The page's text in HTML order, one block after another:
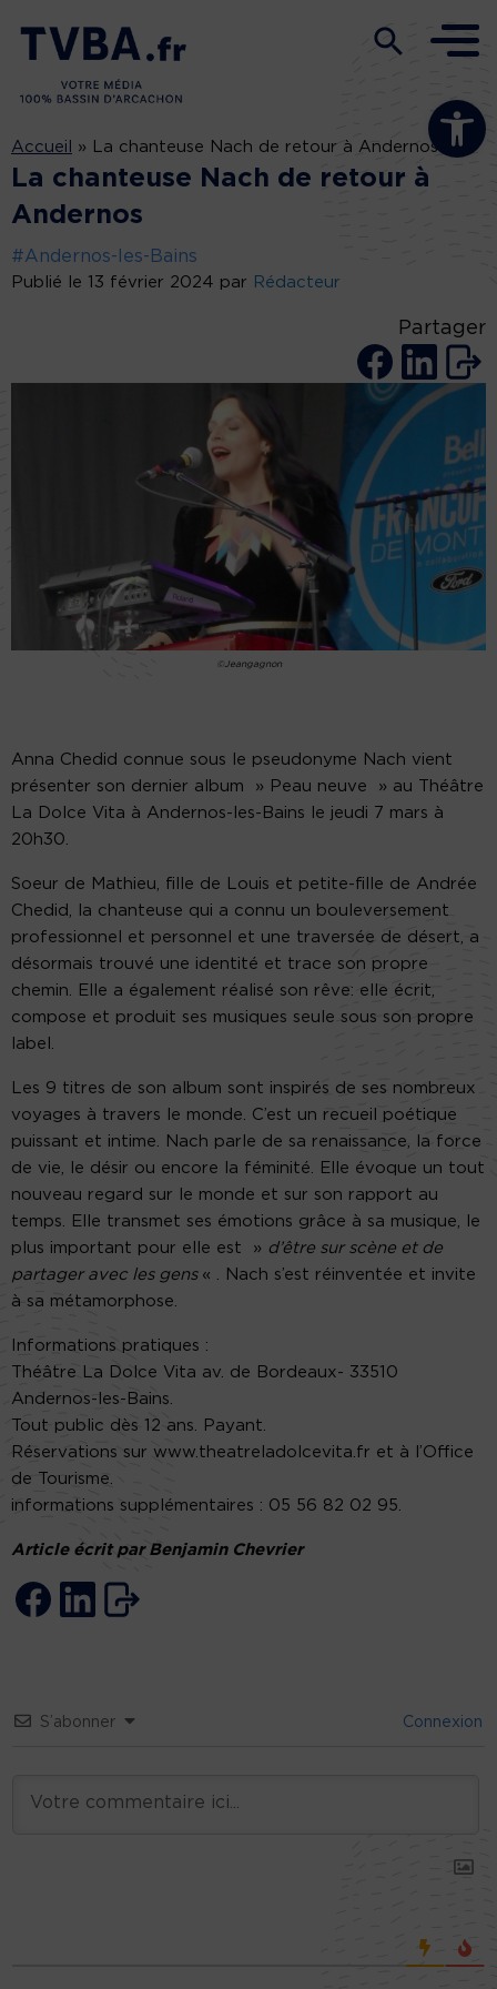
Ouvrir la
Accueil » La chanteuse Nach de retour à Andernos
La chanteuse Nach de retour à
Andernos
#Andernos-les-Bains
Publié le 13 février 2024 par Rédacteur
Partager
©Jeangagnon
Anna Chedid connue sous le pseudonyme Nach vient
présenter son dernier album » Peau neuve » au Théâtre
La Dolce Vita à Andernos-les-Bains le jeudi 7 mars à
20h30.
Soeur de Mathieu, fille de Louis et petite-fille de Andrée
Chedid, la chanteuse qui a connu un bouleversement
professionnel et personnel et une traversée de désert, a
désormais trouvé une identité et trace son propre
chemin. Elle a également réalisé son rêve: elle écrit,
compose et produit ses musiques seule sous son propre
label.
Les 9 titres de son album sont inspirés de ses nombreux
voyages à travers le monde. C’est un recueil poétique
puissant et intime. Nach parle de sa renaissance, la force
de vie, le désir ou encore la féminité. Elle évoque un tout
nouveau regard sur le monde et sur son rapport au
temps. Elle transmet ses émotions grâce à sa musique, le
plus important pour elle est » d’être sur scène et de
partager avec les gens « . Nach s’est réinventée et invite
à sa métamorphose.
Informations pratiques :
Théâtre La Dolce Vita av. de Bordeaux- 33510
Andernos-les-Bains.
Tout public dès 12 ans. Payant.
Réservations sur www.theatreladolcevita.fr et à l’Office
de Tourisme.
informations supplémentaires : 05 56 82 02 95.
Article écrit par Benjamin Chevrier
S’abonner Connexion